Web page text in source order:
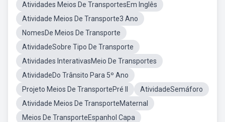
Atividades Meios De TransportesEm Inglês
Atividade Meios De Transporte3 Ano
NomesDe Meios De Transporte
AtividadeSobre Tipo De Transporte
Atividades InterativasMeio De Transportes
AtividadeDo Trânsito Para 5º Ano
Projeto Meios De TransportePré II
AtividadeSemáforo
Atividade Meios De TransporteMaternal
Meios De TransporteEspanhol Capa